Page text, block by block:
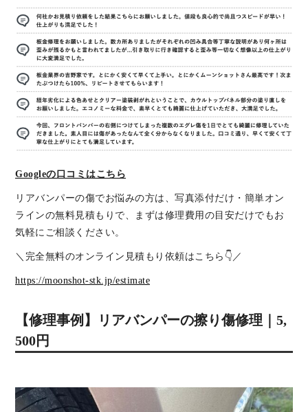
Googleの口コミはこちら
リアバンパーの傷でお悩みの方は、写真添付だけ・簡単オン
ラインの無料見積もりで、まずは修理費用の目安だけでもお
気軽にご相談ください。
＼完全無料のオンライン見積もり依頼はこちら👇／
https://moonshot-stk.jp/estimate
【修理事例】リアバンパーの擦り傷修理｜5,
500円